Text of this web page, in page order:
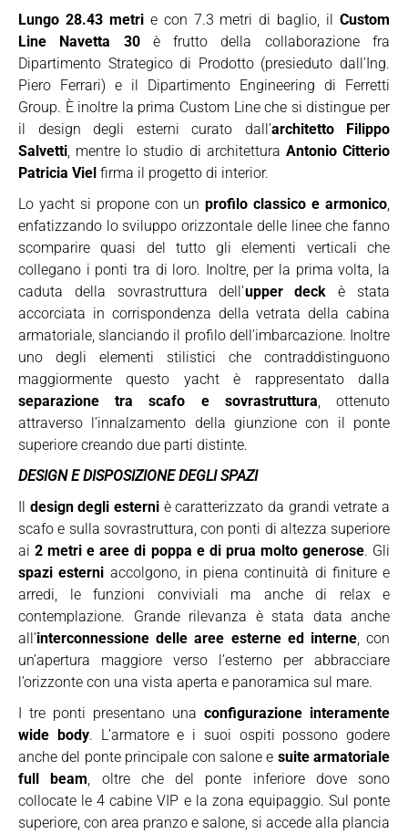
Lungo 28.43 metrie con 7.3 metri di baglio, ilCustom
Line Navetta 30è frutto della collaborazione fra
Dipartimento Strategico di Prodotto (presieduto dall’Ing.
Piero Ferrari) e il Dipartimento Engineering di Ferretti
Group. È inoltre la prima Custom Line che si distingue per
il design degli esterni curato dall’architetto Filippo
Salvetti , mentre lo studio di architettura Antonio Citterio
Patricia Viel firma il progetto di interior.
Lo yacht si propone con unprofilo classico e armonico
enfatizzando lo sviluppo orizzontale delle linee che fanno
scomparire quasi del tutto gli elementi verticali che
collegano i ponti tra di loro. Inoltre, per la prima volta, la
caduta della sovrastruttura dell’upper deck è stata
accorciata in corrispondenza della vetrata della cabina
armatoriale, slanciando il profilo dell’imbarcazione. Inoltre
uno degli elementi stilistici che contraddistinguono
maggiormente questo yacht è rappresentato dalla
separazione tra scafo e sovrastruttura , ottenuto
attraverso l’innalzamento della giunzione con il ponte
superiore creando due parti distinte.
DESIGN E DISPOSIZIONE DEGLI SPAZI
Il design degli esterni è caratterizzato da grandi vetrate a
scafo e sulla sovrastruttura, con ponti di altezza superiore
ai2 metri e aree di poppa e di prua molto generose. Gli
spazi esterni accolgono, in piena continuità di finiture e
arredi, le funzioni conviviali ma anche di relax e
contemplazione. Grande rilevanza è stata data anche
all’interconnessione delle aree esterne ed interne, con
un’apertura maggiore verso l’esterno per abbracciare
l’orizzonte con una vista aperta e panoramica sul mare.
I tre ponti presentano una configurazione interamente
wide body. L’armatore e i suoi ospiti possono godere
anche del ponte principale con salone e suite armatoriale
full beam , oltre che del ponte inferiore dove sono
collocate le 4 cabine VIP e la zona equipaggio. Sul ponte
superiore, con area pranzo e salone, si accede alla plancia